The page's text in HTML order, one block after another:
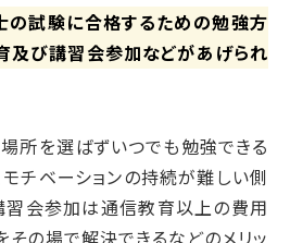
試験に合格するための勉強方
及び講習会参加などがあげられ
所を選ばずいつでも勉強できる
モチベーションの持続が難しい側
習会参加は通信教育以上の費用
その場で解決できるなどのメリッ